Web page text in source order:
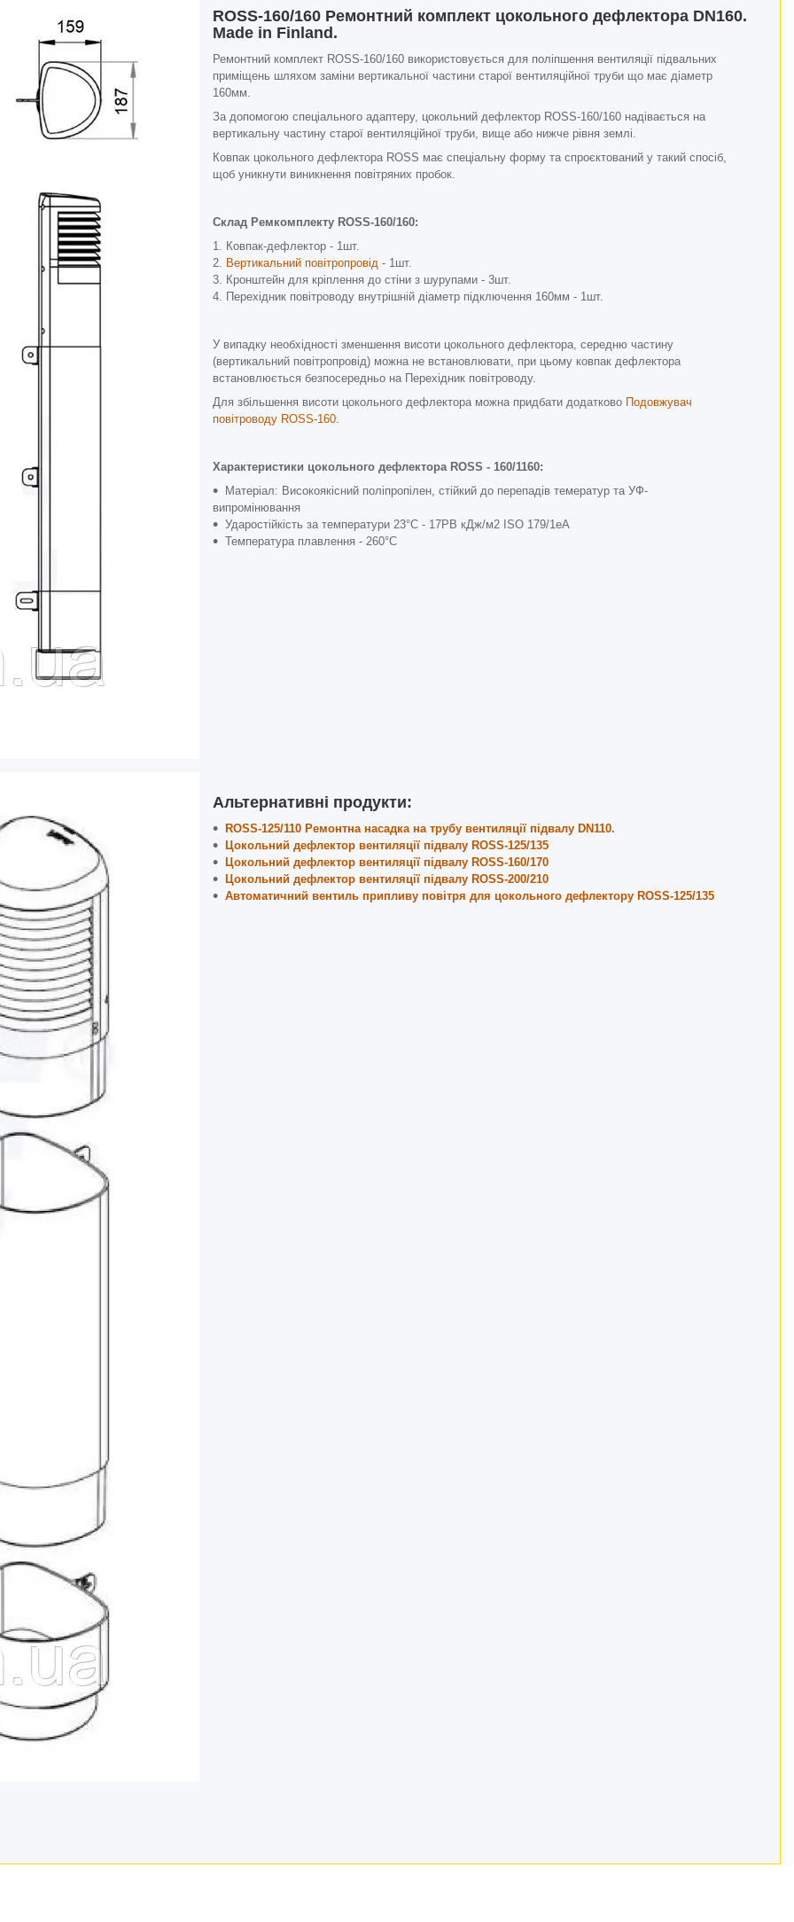
ROSS-160/160 Ремонтний комплект цокольного дефлектора DN160.
Made in Finland.
Ремонтний комплект ROSS-160/160 використовується для поліпшення вентиляції підвальних
приміщень шляхом заміни вертикальної частини старої вентиляційної труби що має діаметр
160мм.
За допомогою спеціального адаптеру, цокольний дефлектор ROSS-160/160 надівається на
вертикальну частину старої вентиляційної труби, вище або нижче рівня землі.
Ковпак цокольного дефлектора ROSS має спеціальну форму та спроєктований у такий спосіб,
щоб уникнути виникнення повітряних пробок.
Склад Ремкомплекту ROSS-160/160:
Ковпак-дефлектор - 1шт.
Вертикальний повітропровід - 1шт.
Кронштейн для кріплення до стіни з шурупами - 3шт.
Перехідник повітроводу внутрішній діаметр підключення 160мм - 1шт.
У випадку необхідності зменшення висоти цокольного дефлектора, середню частину
(вертикальний повітропровід) можна не встановлювати, при цьому ковпак дефлектора
встановлюється безпосередньо на Перехідник повітроводу.
Для збільшення висоти цокольного дефлектора можна придбати додатково Подовжувач
повітроводу ROSS-160.
Характеристики цокольного дефлектора ROSS - 160/1160:
Матеріал: Високоякісний поліпропілен, стійкий до перепадів темератур та УФ-
випромінювання
Ударостійкість за температури 23°C - 17PB кДж/м2 ISO 179/1eA
Температура плавлення - 260°C
Альтернативні продукти:
ROSS-125/110 Ремонтна насадка на трубу вентиляції підвалу DN110.
Цокольний дефлектор вентиляції підвалу ROSS-125/135
Цокольний дефлектор вентиляції підвалу ROSS-160/170
Цокольний дефлектор вентиляції підвалу ROSS-200/210
Автоматичний вентиль припливу повітря для цокольного дефлектору ROSS-125/135